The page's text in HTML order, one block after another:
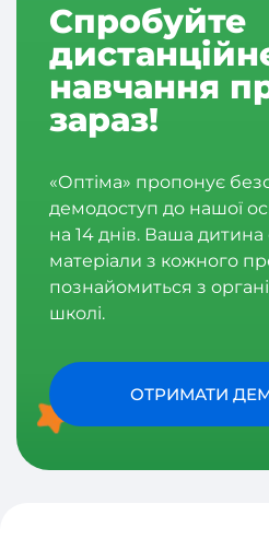
Спробуйте
навчання
зараз!
«Оптіма» пропонує
демодоступ до нашої
на 14 днів. Ваша
матеріали з кожного
познайомиться з
школі.
ОТРИМАТИ